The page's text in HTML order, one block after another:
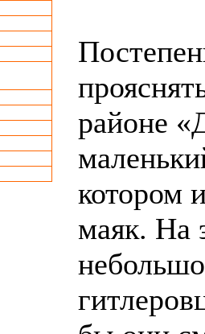
районе
котором
маяк. На